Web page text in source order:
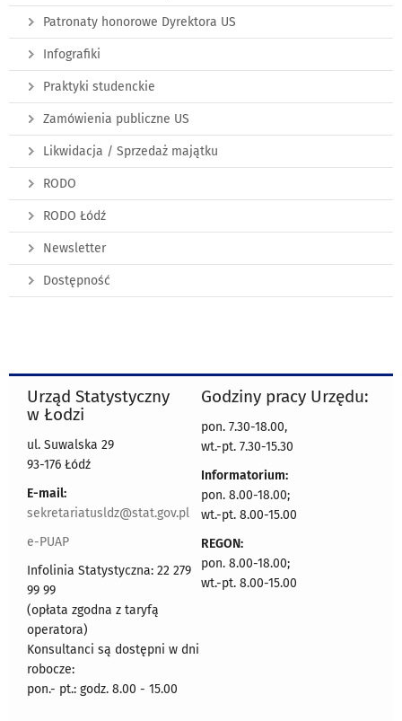
Patronaty honorowe Dyrektora US
Infografiki
Praktyki studenckie
Zamówienia publiczne US
Likwidacja / Sprzedaż majątku
RODO
RODO Łódź
Newsletter
Dostępność
Urząd Statystyczny
w Łodzi
ul. Suwalska 29
93-176 Łódź
E-mail:
sekretariatusldz@stat.gov.pl
e-PUAP
Infolinia Statystyczna: 22 279
99 99
(opłata zgodna z taryfą
operatora)
Konsultanci są dostępni w dni
robocze:
pon.- pt.: godz. 8.00 - 15.00
Godziny pracy Urzędu:
pon. 7.30-18.00,
wt.-pt. 7.30-15.30
Informatorium:
pon. 8.00-18.00;
wt.-pt. 8.00-15.00
REGON:
pon. 8.00-18.00;
wt.-pt. 8.00-15.00